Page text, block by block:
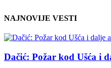
NAJNOVIJE VESTI
Dačić: Požar kod Ušća i